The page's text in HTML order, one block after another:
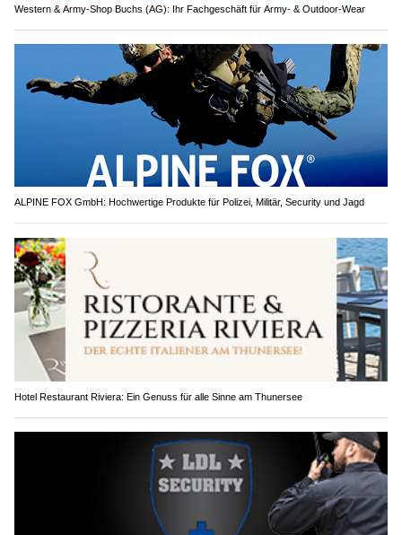
Western & Army-Shop Buchs (AG): Ihr Fachgeschäft für Army- & Outdoor-Wear
ALPINE FOX GmbH: Hochwertige Produkte für Polizei, Militär, Security und Jagd
Hotel Restaurant Riviera: Ein Genuss für alle Sinne am Thunersee